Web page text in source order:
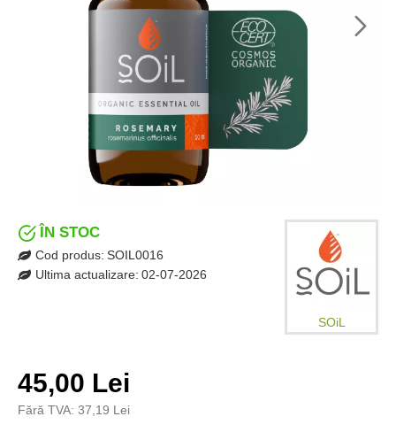
45,00 Lei
Fără TVA: 37,19 Lei
ÎN STOC
Cod produs: SOIL0016
Ultima actualizare: 02-07-2026
SOiL